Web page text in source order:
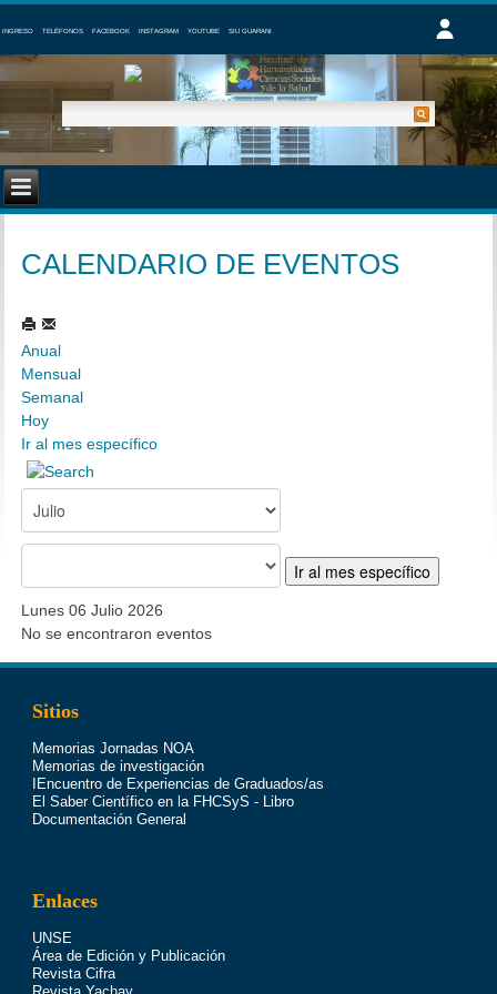
INGRESO TELÉFONOS FACEBOOK INSTAGRAM YOUTUBE SIU GUARANI
CALENDARIO DE EVENTOS
Anual
Mensual
Semanal
Hoy
Ir al mes específico
Ir al mes específico
Lunes 06 Julio 2026
No se encontraron eventos
Sitios
Memorias Jornadas NOA
Memorias de investigación
IEncuentro de Experiencias de Graduados/as
El Saber Científico en la FHCSyS - Libro
Documentación General
Enlaces
UNSE
Área de Edición y Publicación
Revista Cifra